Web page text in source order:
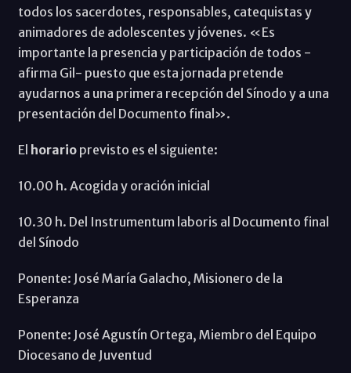
todos los sacerdotes, responsables, catequistas y
animadores de adolescentes y jóvenes. «Es
importante la presencia y participación de todos -
afirma Gil- puesto que esta jornada pretende
ayudarnos a una primera recepción del Sínodo y a una
presentación del Documento final».
El horarioprevisto es el siguiente:
10.00 h. Acogida y oración inicial
10.30 h. Del Instrumentum laboris al Documento final
del Sínodo
Ponente: José María Galacho, Misionero de la
Esperanza
Ponente: José Agustín Ortega, Miembro del Equipo
Diocesano de Juventud